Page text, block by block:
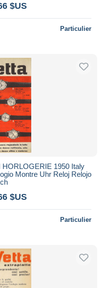
$US
Particulier
1950 Italy
Montre Uhr Reloj Relojo
$US
Particulier